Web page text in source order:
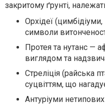
закритому ґрунті,
Орхідеї
символи
Протея та нутанс —
виглядом та
Стреліція (райська
суцвіттям, що
Антуріуми